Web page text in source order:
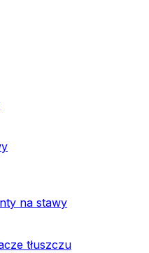
na stawy
tłuszczu